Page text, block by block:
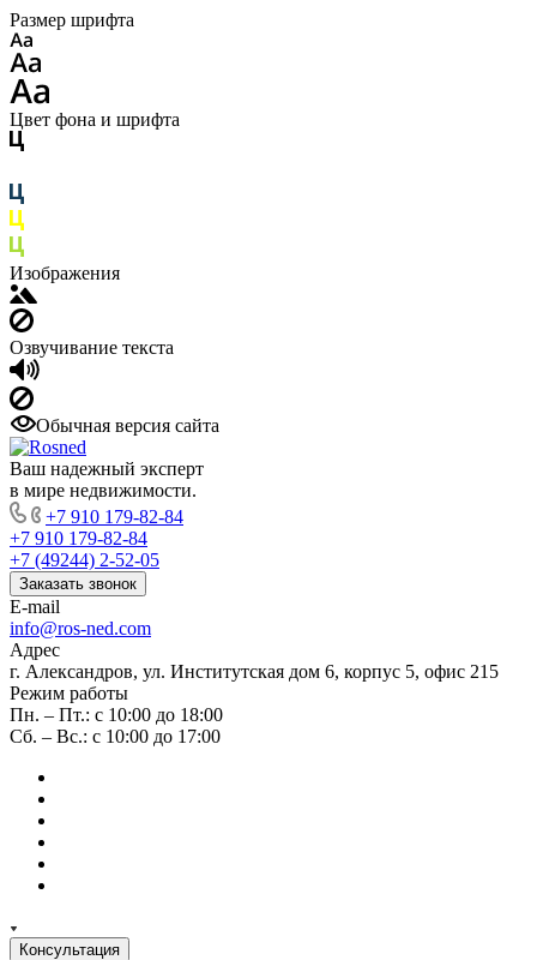
Размер шрифта
Цвет фона и шрифта
Изображения
Озвучивание текста
Обычная версия сайта
Ваш надежный эксперт
в мире недвижимости.
+7 910 179-82-84
+7 910 179-82-84
+7 (49244) 2-52-05
Заказать звонок
E-mail
info@ros-ned.com
Адрес
г. Александров, ул. Институтская дом 6, корпус 5, офис 215
Режим работы
Пн. – Пт.: с 10:00 до 18:00
Сб. – Вс.: с 10:00 до 17:00
Консультация